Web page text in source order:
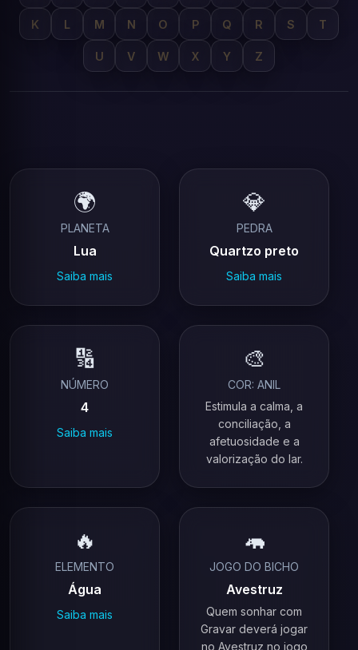
K L M N O P Q R S T
U V W X Y Z
🌍
PLANETA
Lua
Saiba mais
💎
PEDRA
Quartzo preto
Saiba mais
🔢
NÚMERO
4
Saiba mais
🎨
COR: ANIL
Estimula a calma, a
conciliação, a
afetuosidade e a
valorização do lar.
🔥
ELEMENTO
Água
Saiba mais
🦛
JOGO DO BICHO
Avestruz
Quem sonhar com
Gravar deverá jogar
no Avestruz no jogo